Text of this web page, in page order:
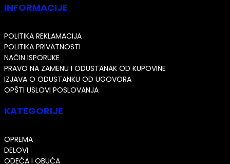
INFORMACIJE
POLITIKA REKLAMACIJA
POLITIKA PRIVATNOSTI
NAČIN ISPORUKE
PRAVO NA ZAMENU I ODUSTANAK OD KUPOVINE
IZJAVA O ODUSTANKU OD UGOVORA
OPŠTI USLOVI POSLOVANJA
KATEGORIJE
OPREMA
DELOVI
ODEĆA I OBUĆA